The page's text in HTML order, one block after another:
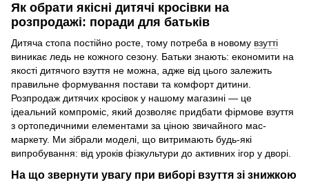
Як обрати якісні дитячі кросівки на
розпродажі: поради для батьків
Дитяча стопа постійно росте, тому потреба в новому взутті
виникає ледь не кожного сезону. Батьки знають: економити на
якості дитячого взуття не можна, адже від цього залежить
правильне формування постави та комфорт дитини.
Розпродаж дитячих кросівок у нашому магазині — це
ідеальний компроміс, який дозволяє придбати фірмове взуття
з ортопедичними елементами за ціною звичайного мас-
маркету. Ми зібрали моделі, що витримають будь-які
випробування: від уроків фізкультури до активних ігор у дворі.
На що звернути увагу при виборі взуття зі знижкою